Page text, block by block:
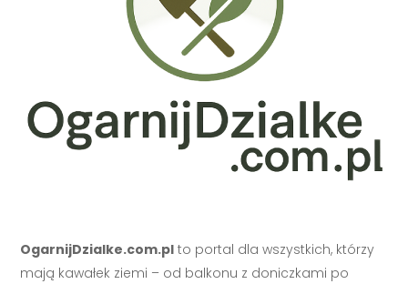
OgarnijDzialke.com.pl to portal dla wszystkich, którzy
mają kawałek ziemi – od balkonu z doniczkami po